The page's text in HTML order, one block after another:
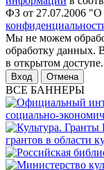
ФЗ от 27.07.2006
Мы не можем
обработку данных.
в открытом доступе.
Отмена
ВСЕ БАННЕРЫ